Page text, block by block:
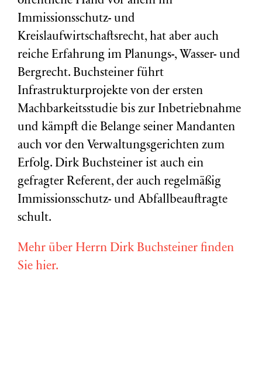
Immissionsschutz- und
Kreislaufwirtschaftsrecht, hat aber auch
reiche Erfahrung im Planungs-, Wasser- und
Bergrecht. Buchsteiner führt
Infrastrukturprojekte von der ersten
Machbarkeitsstudie bis zur Inbetriebnahme
und kämpft die Belange seiner Mandanten
auch vor den Verwaltungsgerichten zum
Erfolg. Dirk Buchsteiner ist auch ein
gefragter Referent, der auch regelmäßig
Immissionsschutz- und Abfallbeauftragte
schult.
Mehr über Herrn Dirk Buchsteiner finden
Sie hier.